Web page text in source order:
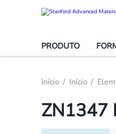
PRODUTO
Início Início
ZN1347